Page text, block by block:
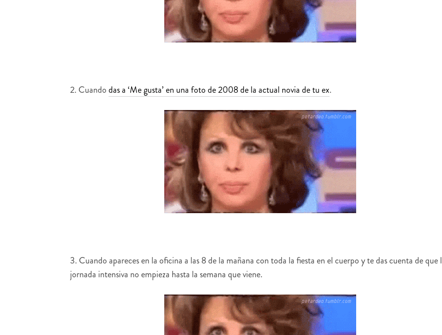
2. Cuandodas a ‘Me gusta’ en una foto de 2008 de la actual novia de tu ex.
3. Cuando apareces en la oficina a las 8 de la mañana con toda la fiesta en el cuerpo y te das cuenta de que
jornada intensiva no empieza hasta la semana que viene.